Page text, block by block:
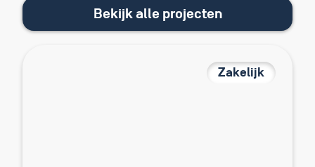
Bekijk alle projecten
Zakelijk